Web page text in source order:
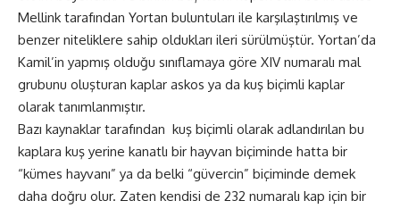
Mellink tarafından Yortan buluntuları ile karşılaştırılmış ve
benzer niteliklere sahip oldukları ileri sürülmüştür. Yortan’da
Kamil’in yapmış olduğu sınıflamaya göre XIV numaralı mal
grubunu oluşturan kaplar askos ya da kuş biçimli kaplar
olarak tanımlanmıştır.
Bazı kaynaklar tarafından kuş biçimli olarak adlandırılan bu
kaplara kuş yerine kanatlı bir hayvan biçiminde hatta bir
“kümes hayvanı” ya da belki “güvercin” biçiminde demek
daha doğru olur. Zaten kendisi de 232 numaralı kap için bir